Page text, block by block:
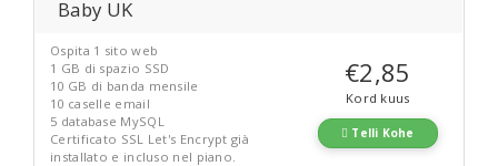
Baby UK
Ospita 1 sito web
1 GB di spazio SSD
10 GB di banda mensile
10 caselle email
5 database MySQL
Certificato SSL Let's Encrypt già
installato e incluso nel piano.
€2,85
Kord kuus
Telli Kohe